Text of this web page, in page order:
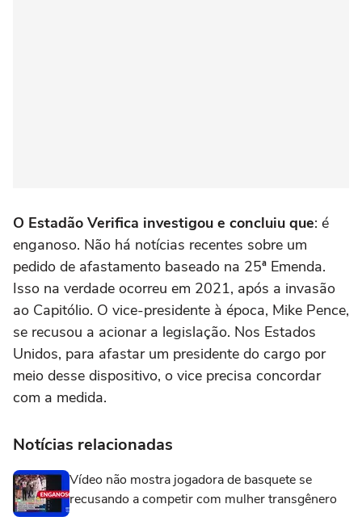
O Estadão Verifica investigou e concluiu que: é
enganoso. Não há notícias recentes sobre um
pedido de afastamento baseado na 25ª Emenda.
Isso na verdade ocorreu em 2021, após a invasão
ao Capitólio. O vice-presidente à época, Mike Pence,
se recusou a acionar a legislação. Nos Estados
Unidos, para afastar um presidente do cargo por
meio desse dispositivo, o vice precisa concordar
com a medida.
Notícias relacionadas
Vídeo não mostra jogadora de basquete se
recusando a competir com mulher transgênero